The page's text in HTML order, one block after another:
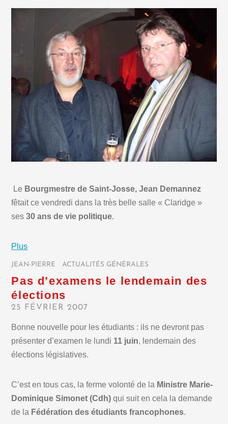
Le Bourgmestre de Saint-Josse, Jean Demannez
fêtait ce vendredi dans la très belle salle « Claridge »
ses30 ans de vie politique.
Plus
JEAN-PIERRE ACTUALITÉS GÉNÉRALES
Pas d’examens le lendemain des
élections
25 FÉVRIER 2007
Bonne nouvelle pour les étudiants : ils ne devront pas
présenter d’examen le lundi 11 juin, lendemain des
élections législatives.
C’est en tous cas, la ferme volonté de la Ministre Marie-
Dominique Simonet (Cdh) qui suit en cela la demande
de la Fédération des étudiants francophones.